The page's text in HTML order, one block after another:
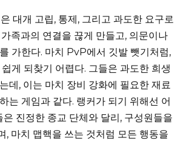
은 대개 고립, 통제, 그리고 과도한 요구로
족과의 연결을 끊게 만들고, 의문이나
가한다. 마치 PvP에서 깃발 뺏기처럼,
게 되찾기 어렵다. 그들은 과도한 희생
데, 이는 마치 장비 강화에 필요한 재료
는 게임과 같다. 랭커가 되기 위해선 어
은 진정한 종교 단체와 달리, 구성원들을
, 마치 맵핵을 쓰는 것처럼 모든 행동을